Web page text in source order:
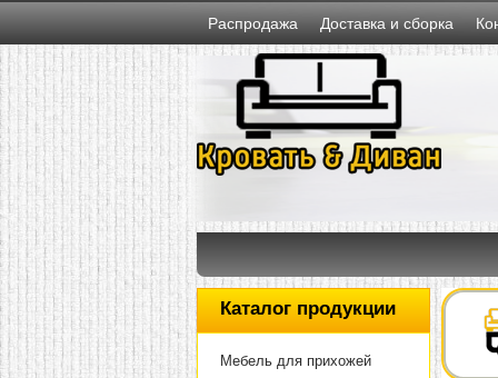
Распродажа Доставка и сборка
Каталог продукции
Мебель для прихожей